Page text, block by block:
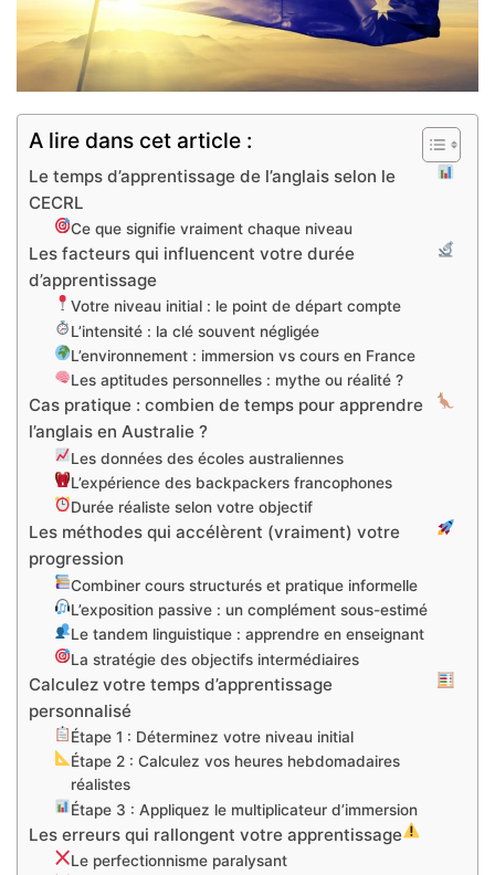
A lire dans cet article :
Le temps d’apprentissage de l’anglais selon le
CECRL
Ce que signifie vraiment chaque niveau
Les facteurs qui influencent votre durée
d’apprentissage
Votre niveau initial : le point de départ compte
L’intensité : la clé souvent négligée
L’environnement : immersion vs cours en France
Les aptitudes personnelles : mythe ou réalité ?
Cas pratique : combien de temps pour apprendre
l’anglais en Australie ?
Les données des écoles australiennes
L’expérience des backpackers francophones
Durée réaliste selon votre objectif
Les méthodes qui accélèrent (vraiment) votre
progression
Combiner cours structurés et pratique informelle
L’exposition passive : un complément sous-estimé
Le tandem linguistique : apprendre en enseignant
La stratégie des objectifs intermédiaires
Calculez votre temps d’apprentissage
personnalisé
Étape 1 : Déterminez votre niveau initial
Étape 2 : Calculez vos heures hebdomadaires
réalistes
Étape 3 : Appliquez le multiplicateur d’immersion
Les erreurs qui rallongent votre apprentissage
Le perfectionnisme paralysant